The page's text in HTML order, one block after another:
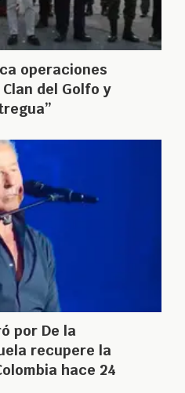
operaciones
del Golfo y
por De la
recupere la
hace 24